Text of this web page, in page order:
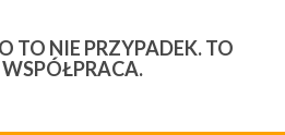
ORKIESTRY
W CEWICACH –